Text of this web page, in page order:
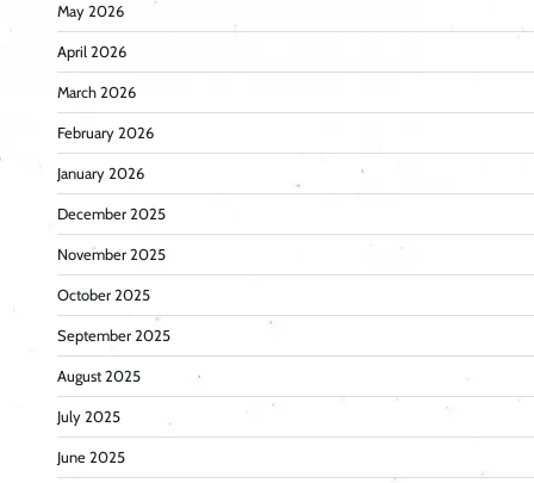
May 2026
April 2026
March 2026
February 2026
January 2026
December 2025
November 2025
October 2025
September 2025
August 2025
July 2025
June 2025